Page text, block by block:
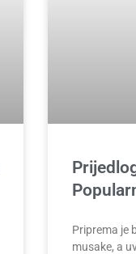
Priprema je
musake, a